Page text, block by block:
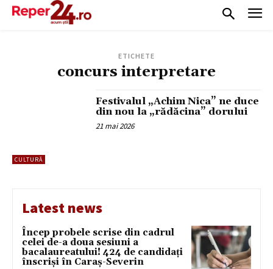
ETICHETE
concurs interpretare
CULTURĂ
Festivalul „Achim Nica” ne duce
din nou la „rădăcina” dorului
21 mai 2026
Latest news
Încep probele scrise din cadrul
celei de-a doua sesiuni a
bacalaureatului! 424 de candidați
înscriși în Caraș-Severin